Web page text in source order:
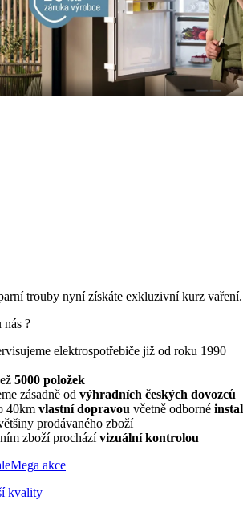
trouby nyní získáte exkluzivní kurz
nás ?
elektrospotřebiče již od roku 1990
5000 položek
zásadně od výhradních českých dovozců
40km vlastní dopravou včetně odborné
prodávaného zboží
zboží procházívizuální kontrolou
Mega akce
kvality